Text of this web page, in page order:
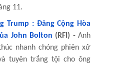
11.
Trump : Đảng Cộng Hòa
John Bolton (RFI) - Anh
nhanh chóng phiên xử
tuyên trắng tội cho ông